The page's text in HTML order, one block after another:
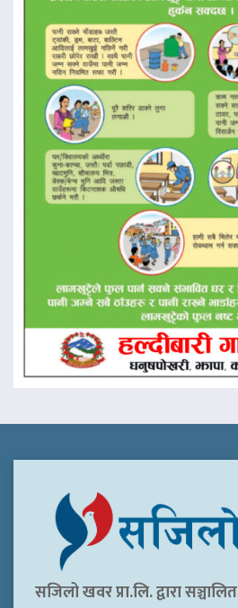
सजिलो खवर प्रा.लि. द्वारा सञ्चालित